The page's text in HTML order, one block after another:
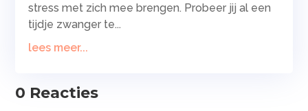
stress met zich mee brengen. Probeer jij al een
tijdje zwanger te...
lees meer...
0 Reacties